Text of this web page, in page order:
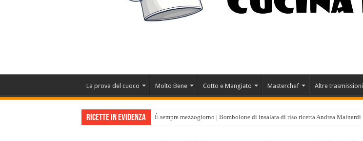
La prova del cuoco Molto Bene Cotto e Mangiato Masterchef Altre trasmissioni
Ricette in evidenza È sempre mezzogiorno | Bombolone di insalata di riso ricetta Andrea Mainardi